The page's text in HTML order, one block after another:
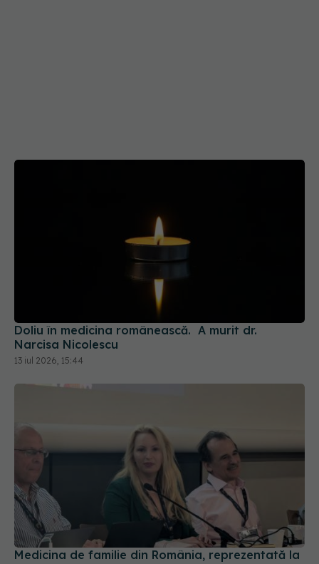
Doliu în medicina românească. A murit dr.
Narcisa Nicolescu
13 iul 2026, 15:44
Medicina de familie din România, reprezentată la